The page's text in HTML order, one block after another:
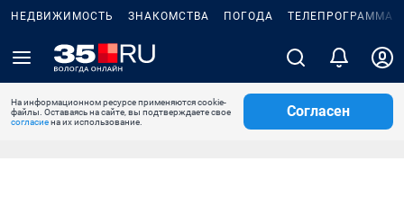
НЕДВИЖИМОСТЬ ЗНАКОМСТВА ПОГОДА ТЕЛЕПРОГРАММА
На информационном ресурсе применяются cookie-
файлы. Оставаясь на сайте, вы подтверждаете свое
согласиена их использование.
Согласен